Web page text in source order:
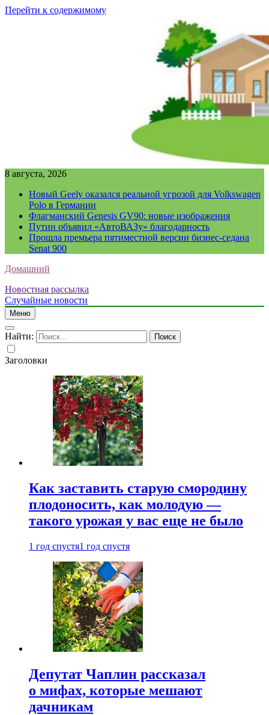
Перейти к содержимому
8 августа, 2026
Новый Geely оказался реальной угрозой для Volkswagen
Polo в Германии
Флагманский Genesis GV90: новые изображения
Путин объявил «АвтоВАЗу» благодарность
Прошла премьера пятиместной версии бизнес-седана
Senat 900
Домашний
Новостная рассылка
Случайные новости
Меню
Найти:
Заголовки
Как заставить старую смородину
плодоносить, как молодую —
такого урожая у вас еще не было
1 год спустя1 год спустя
Депутат Чаплин рассказал
о мифах, которые мешают
дачникам